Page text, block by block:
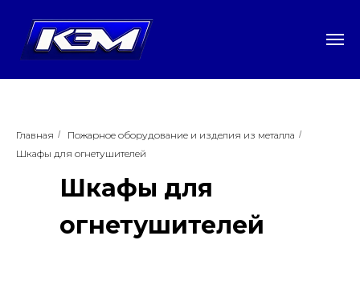
Главная / Пожарное оборудование и изделия из металла /
Шкафы для огнетушителей
Шкафы для
огнетушителей